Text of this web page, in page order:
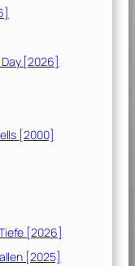
[2026]
[2000]
[2026]
[2025]